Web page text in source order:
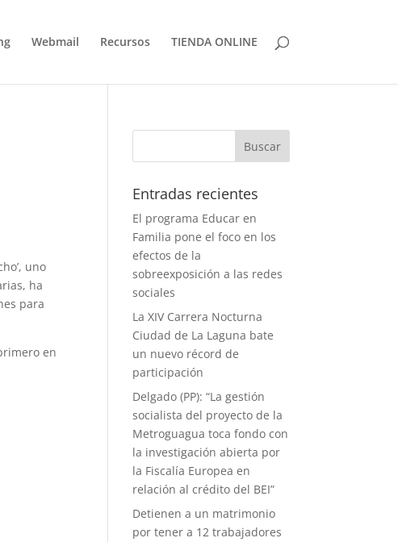
Webmail Recursos TIENDA ONLINE
uno
ha
para
en
Entradas recientes
El programa Educar en
Familia pone el foco en los
efectos de la
sobreexposición a las redes
sociales
La XIV Carrera Nocturna
Ciudad de La Laguna bate
un nuevo récord de
participación
Delgado (PP): “La gestión
socialista del proyecto de la
Metroguagua toca fondo con
la investigación abierta por
la Fiscalía Europea en
relación al crédito del BEI”
Detienen a un matrimonio
por tener a 12 trabajadores